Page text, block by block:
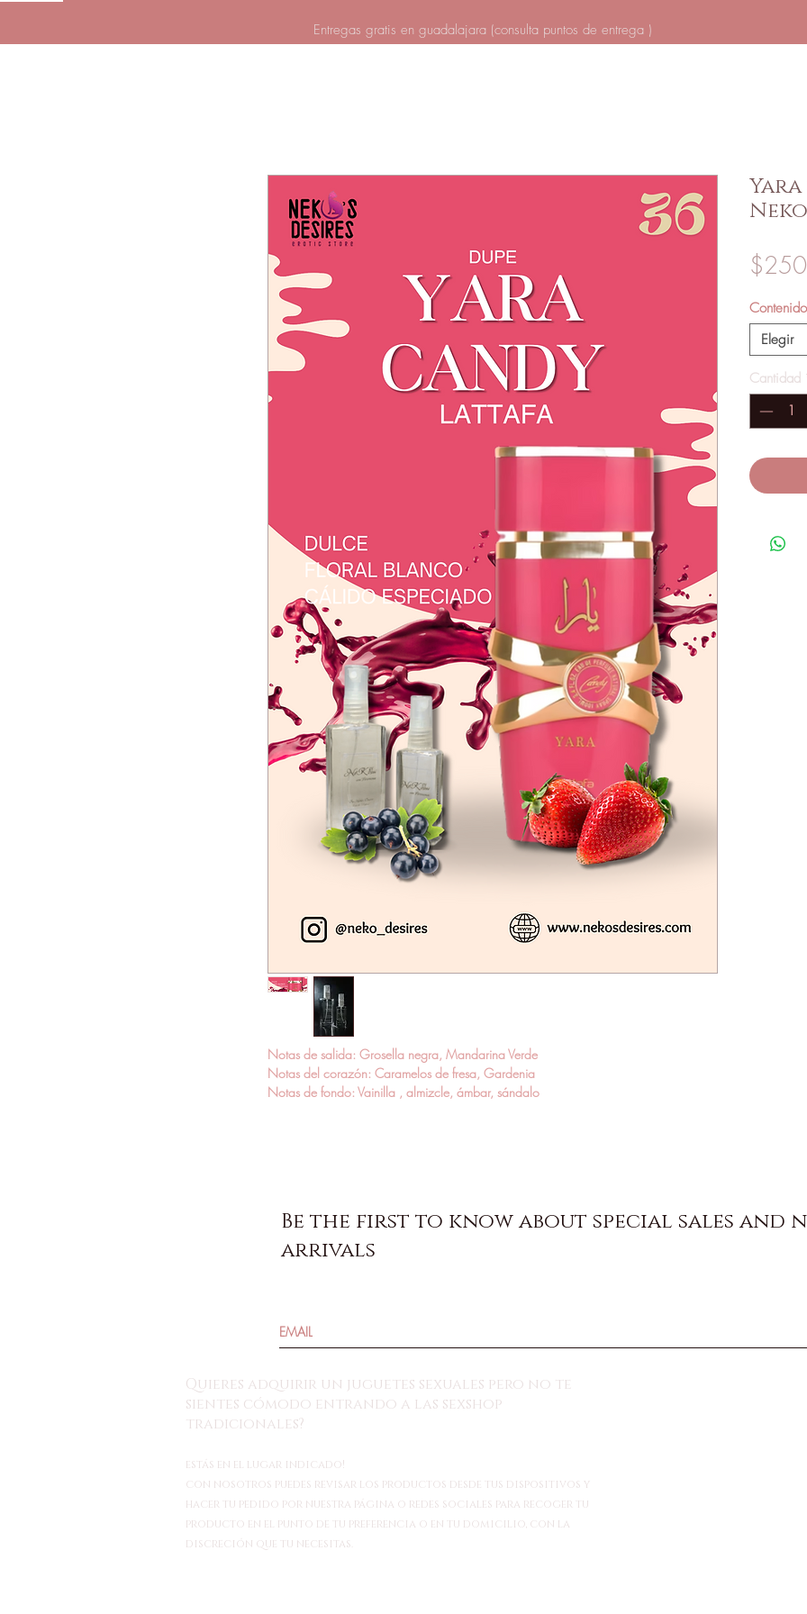
Entregas gratis en guadalajara (consulta puntos de entrega)
Notas de salida: Grosella negra, Mandarina Verde
Notas del corazón: Caramelos de fresa, Gardenia
Notas de fondo: Vainilla , almizcle, ámbar, sándalo
Contenido
Elegir
Cantidad
Be the first to know about special sales and
arrivals
Quieres adquirir un juguetes sexuales pero no te
sientes cómodo entrando a las sexshop
tradicionales?
estás en el lugar indicado!
con nosotros puedes revisar los productos desde tus dispositivos y
hacer tu pedido por nuestra página o redes sociales para recoger tu
producto en el punto de tu preferencia o en tu domicilio, con la
discreción que tu necesitas.